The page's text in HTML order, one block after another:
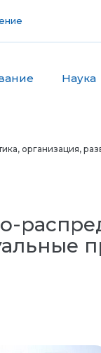
Наука
организация,